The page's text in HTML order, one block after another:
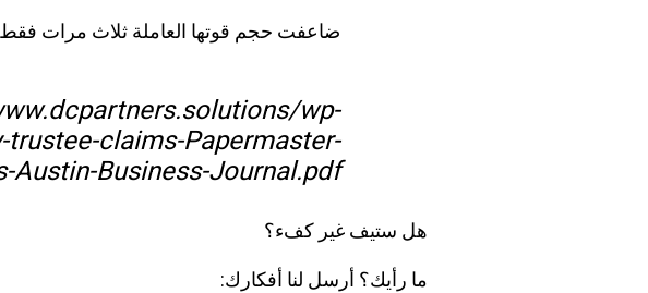
ضاعفت حجم قوتها العاملة ثلاث مرات
wp-
claims-Papermaster-
Austin-Business-Journal.pdf
هل ستيف غير كفء؟
ما رأيك؟ أرسل لنا أفكارك: